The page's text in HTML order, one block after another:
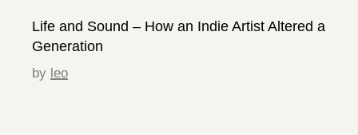
Life and Sound – How an Indie Artist Altered a
Generation
by leo